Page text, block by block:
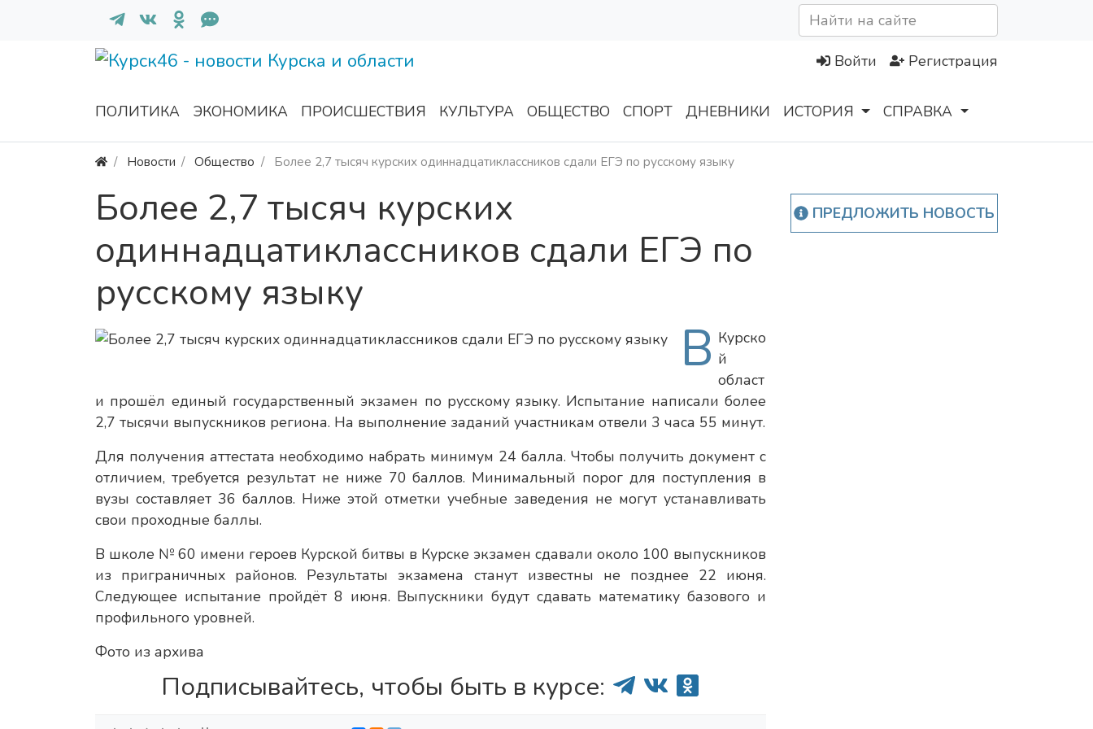
Войти Регистрация
ПОЛИТИКА ЭКОНОМИКА ПРОИСШЕСТВИЯ КУЛЬТУРА ОБЩЕСТВО СПОРТ ДНЕВНИКИ ИСТОРИЯ СПРАВКА
Новости Общество Более 2,7 тысяч курских одиннадцатиклассников сдали ЕГЭ по русскому языку
Более 2,7 тысяч курских
одиннадцатиклассников сдали ЕГЭ по
русскому языку
В Курско
й
област
и прошёл единый государственный экзамен по русскому языку. Испытание написали более
2,7 тысячи выпускников региона. На выполнение заданий участникам отвели 3 часа 55 минут.
Для получения аттестата необходимо набрать минимум 24 балла. Чтобы получить документ с
отличием, требуется результат не ниже 70 баллов. Минимальный порог для поступления в
вузы составляет 36 баллов. Ниже этой отметки учебные заведения не могут устанавливать
свои проходные баллы.
В школе № 60 имени героев Курской битвы в Курске экзамен сдавали около 100 выпускников
из приграничных районов. Результаты экзамена станут известны не позднее 22 июня.
Следующее испытание пройдёт 8 июня. Выпускники будут сдавать математику базового и
профильного уровней.
Фото из архива
Подписывайтесь, чтобы быть в курсе:
ПРЕДЛОЖИТЬ НОВОСТЬ